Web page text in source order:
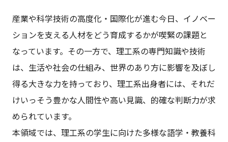
産業や科学技術の高度化・国際化が進む今日、イノベー
ションを支える人材をどう育成するかが喫緊の課題と
なっています。その一方で、理工系の専門知識や技術
は、生活や社会の仕組み、世界のあり方に影響を及ぼし
得る大きな力を持っており、理工系出身者には、それだ
けいっそう豊かな人間性や高い見識、的確な判断力が求
められています。
本領域では、理工系の学生に向けた多様な語学・教養科